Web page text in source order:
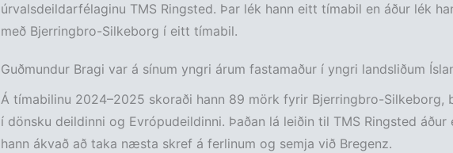
úrvalsdeildarfélaginu TMS Ringsted. Þar lék hann eitt tímabil en áður lék
með Bjerringbro-Silkeborg í eitt tímabil.
Guðmundur Bragi var á sínum yngri árum fastamaður í yngri landsliðum
Á tímabilinu 2024–2025 skoraði hann 89 mörk fyrir Bjerringbro-Silkeborg,
í dönsku deildinni og Evrópudeildinni. Þaðan lá leiðin til TMS Ringsted áður
hann ákvað að taka næsta skref á ferlinum og semja við Bregenz.